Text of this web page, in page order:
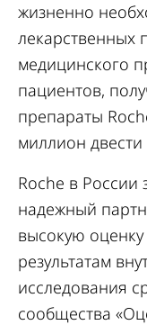
жизненно
лекарственных
медицинского
пациентов,
препараты
миллион
Roche в России
надежный
высокую оценку
результатам
исследования
сообщества